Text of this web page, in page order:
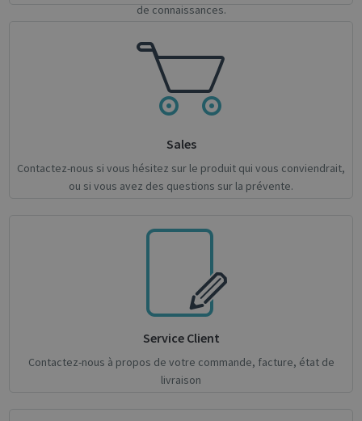
de connaissances.
Sales
Contactez-nous si vous hésitez sur le produit qui vous conviendrait,
ou si vous avez des questions sur la prévente.
Service Client
Contactez-nous à propos de votre commande, facture, état de
livraison
CookieScriptConsent